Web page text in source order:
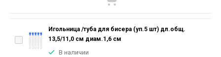
Игольница /туба для бисера (уп.5 шт) дл.общ.
13,5/11,0 см диам.1,6 см
В наличии